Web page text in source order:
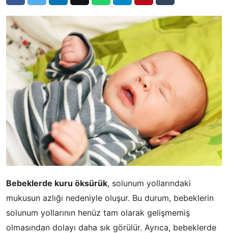
Bebeklerde kuru öksürük, solunum yollarındaki
mukusun azlığı nedeniyle oluşur. Bu durum, bebeklerin
solunum yollarının henüz tam olarak gelişmemiş
olmasından dolayı daha sık görülür. Ayrıca, bebeklerde